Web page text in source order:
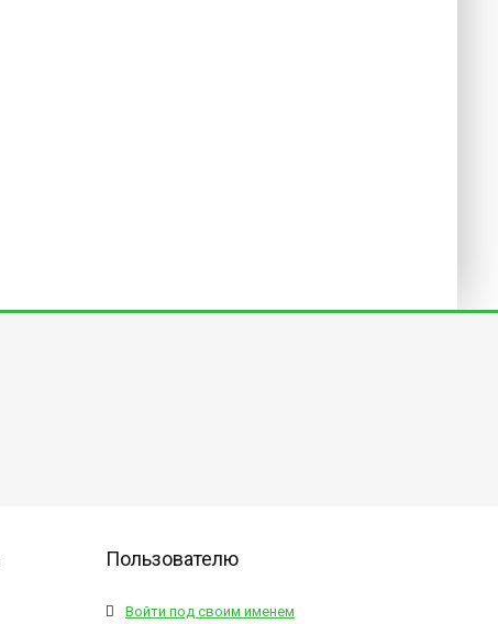
Пользователю
Войти под своим именем